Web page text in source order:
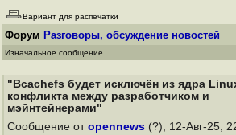
Вариант для распечатки
Форум Разговоры, обсуждение новостей
Изначальное сообщение
"Bcachefs будет исключён из ядра
конфликта между разработчиком и
мэйнтейнерами"
Сообщение от opennews (?), 12-Авг-25,